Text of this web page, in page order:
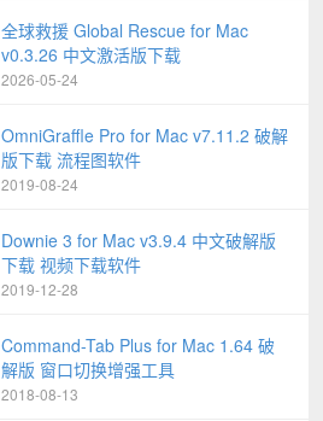
全球救援 Global Rescue for Mac
v0.3.26 中文激活版下载
2026-05-24
OmniGraffle Pro for Mac v7.11.2 破解
版下载 流程图软件
2019-08-24
Downie 3 for Mac v3.9.4 中文破解版
下载 视频下载软件
2019-12-28
Command-Tab Plus for Mac 1.64 破
解版 窗口切换增强工具
2018-08-13